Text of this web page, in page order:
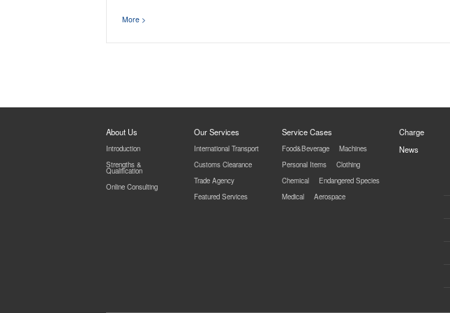
More >
About Us
Introduction
Strengths &
Qualification
Online Consulting
Our Services
International Transport
Customs Clearance
Trade Agency
Featured Services
Service Cases
Food&Beverage
Machines
Personal Items
Clothing
Chemical
Endangered Species
Medical
Aerospace
Charge
News